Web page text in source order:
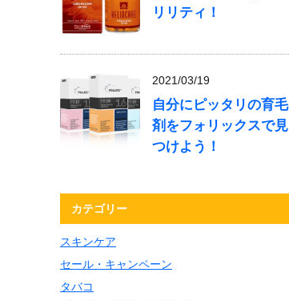
リリティ！
2021/03/19
自分にピッタリの育毛
剤をフォリックスで見
つけよう！
カテゴリー
スキンケア
セール・キャンペーン
タバコ